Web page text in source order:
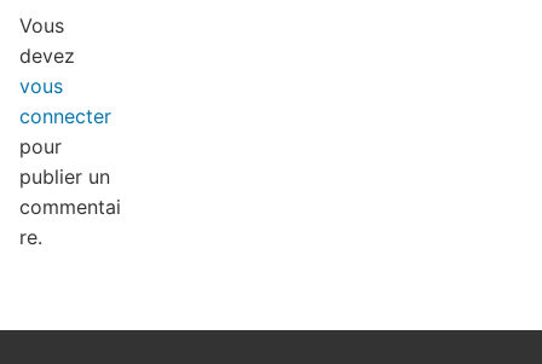
Vous
devez
vous
connecter
pour
publier un
commentai
re.